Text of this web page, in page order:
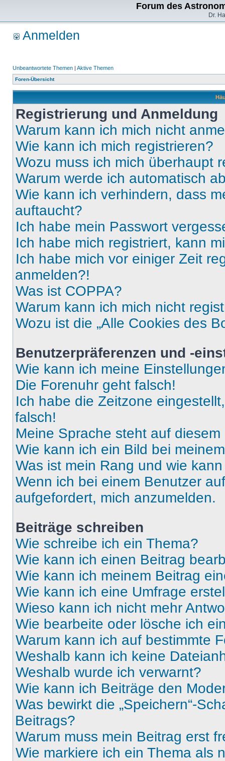
Forum des
Dr.
Anmelden
Unbeantwortete Themen | Aktive Themen
Foren-Übersicht
Registrierung und Anmeldung
Warum kann ich mich nicht
Wie kann ich mich registrieren?
Wozu muss ich mich überhaupt
Warum werde ich automatisch
Wie kann ich verhindern, dass
auftaucht?
Ich habe mein Passwort
Ich habe mich registriert, kann
Ich habe mich vor einiger Zeit
anmelden?!
Was ist COPPA?
Warum kann ich mich nicht
Wozu ist die „Alle Cookies des
Benutzerpräferenzen und -
Wie kann ich meine
Die Forenuhr geht falsch!
Ich habe die Zeitzone
falsch!
Meine Sprache steht auf
Wie kann ich ein Bild bei
Was ist mein Rang und wie
Wenn ich bei einem Benutzer
aufgefordert, mich anzumelden.
Beiträge schreiben
Wie schreibe ich ein Thema?
Wie kann ich einen Beitrag
Wie kann ich meinem Beitrag
Wie kann ich eine Umfrage
Wieso kann ich nicht mehr
Wie bearbeite oder lösche ich
Warum kann ich auf bestimmte
Weshalb kann ich keine
Weshalb wurde ich verwarnt?
Wie kann ich Beiträge den
Was bewirkt die „Speichern“-
Beitrags?
Warum muss mein Beitrag erst
Wie markiere ich ein Thema als